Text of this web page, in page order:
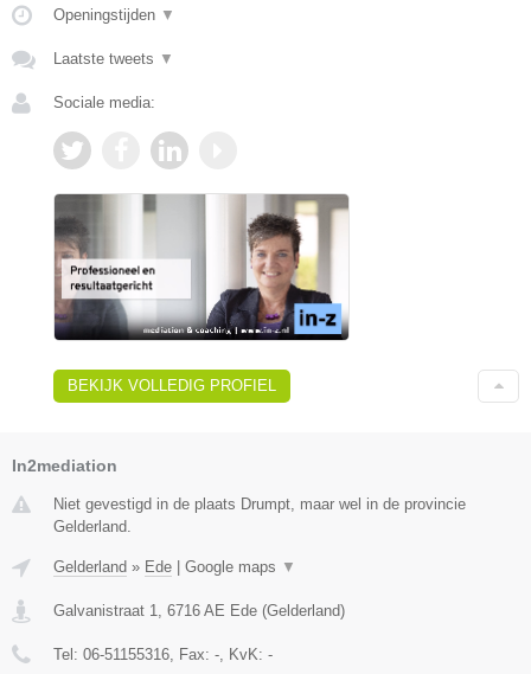
Openingstijden ▼
Laatste tweets ▼
Sociale media:
BEKIJK VOLLEDIG PROFIEL
In2mediation
Niet gevestigd in de plaats Drumpt, maar wel in de provincie
Gelderland.
Gelderland » Ede Google maps ▼
Galvanistraat 1 6716 AE Ede (Gelderland)
Tel: 06-51155316 , Fax: - , KvK: -